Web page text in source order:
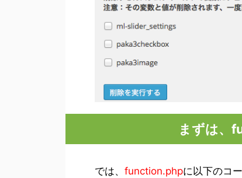
まずは、
では、 function.phpに以下のコ